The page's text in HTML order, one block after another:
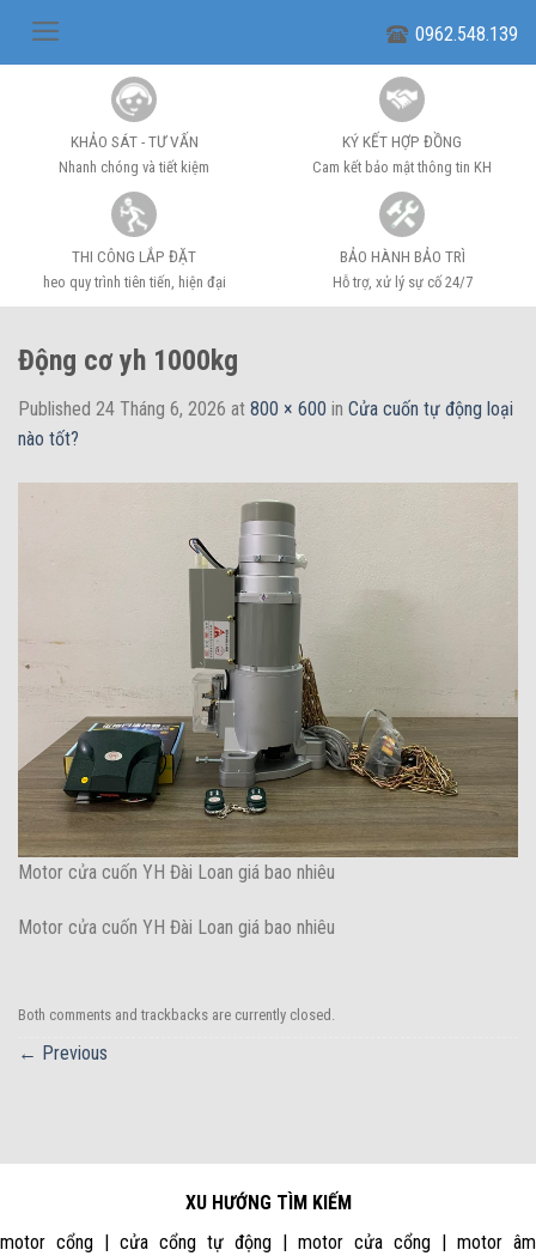
0962.548.139
KHẢO SÁT - TƯ VẤN
Nhanh chóng và tiết kiệm
KÝ KẾT HỢP ĐỒNG
Cam kết bảo mật thông tin KH
THI CÔNG LẮP ĐẶT
heo quy trình tiên tiến, hiện đại
BẢO HÀNH BẢO TRÌ
Hỗ trợ, xử lý sự cố 24/7
Động cơ yh 1000kg
Published 24 Tháng 6, 2026 at 800 × 600 in Cửa cuốn tự động loại
nào tốt?
Motor cửa cuốn YH Đài Loan giá bao nhiêu
Motor cửa cuốn YH Đài Loan giá bao nhiêu
Both comments and trackbacks are currently closed.
← Previous
XU HƯỚNG TÌM KIẾM
motor cổng | cửa cổng tự động | motor cửa cổng | motor âm